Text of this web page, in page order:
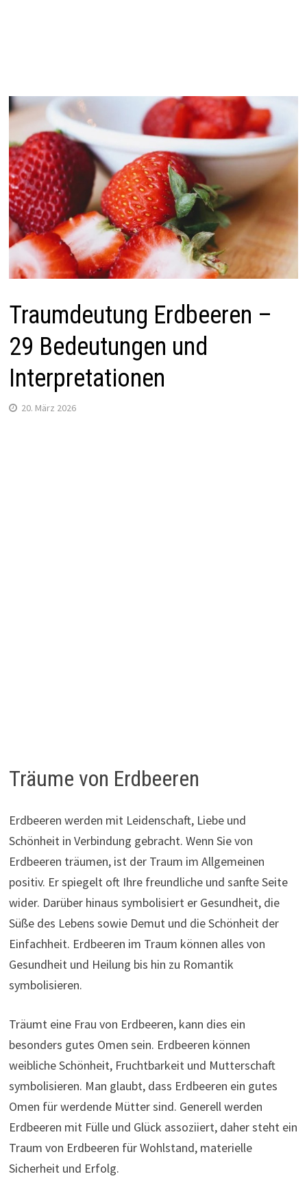
Traumdeutung Erdbeeren –
29 Bedeutungen und
Interpretationen
20. März 2026
Träume von Erdbeeren
Erdbeeren werden mit Leidenschaft, Liebe und
Schönheit in Verbindung gebracht. Wenn Sie von
Erdbeeren träumen, ist der Traum im Allgemeinen
positiv. Er spiegelt oft Ihre freundliche und sanfte Seite
wider. Darüber hinaus symbolisiert er Gesundheit, die
Süße des Lebens sowie Demut und die Schönheit der
Einfachheit. Erdbeeren im Traum können alles von
Gesundheit und Heilung bis hin zu Romantik
symbolisieren.
Träumt eine Frau von Erdbeeren, kann dies ein
besonders gutes Omen sein. Erdbeeren können
weibliche Schönheit, Fruchtbarkeit und Mutterschaft
symbolisieren. Man glaubt, dass Erdbeeren ein gutes
Omen für werdende Mütter sind. Generell werden
Erdbeeren mit Fülle und Glück assoziiert, daher steht ein
Traum von Erdbeeren für Wohlstand, materielle
Sicherheit und Erfolg.